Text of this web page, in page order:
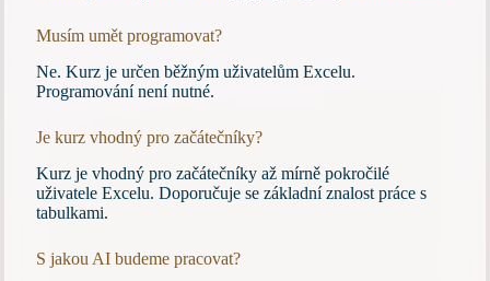
Musím umět programovat?
Ne. Kurz je určen běžným uživatelům Excelu.
Programování není nutné.
Je kurz vhodný pro začátečníky?
Kurz je vhodný pro začátečníky až mírně pokročilé
uživatele Excelu. Doporučuje se základní znalost práce s
tabulkami.
S jakou AI budeme pracovat?